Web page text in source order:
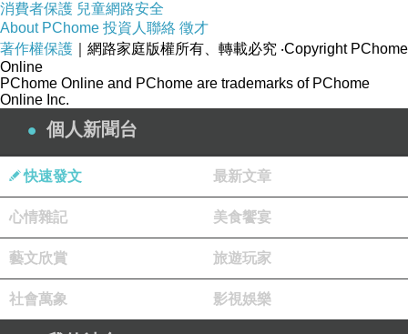
消費者保護 兒童網路安全
About PChome 投資人聯絡 徵才
著作權保護 ｜網路家庭版權所有、轉載必究 ‧Copyright PChome
Online
PChome Online and PChome are trademarks of PChome
Online Inc.
個人新聞台
快速發文 最新文章
心情雜記 美食饗宴
藝文欣賞 旅遊玩家
社會萬象 影視娛樂